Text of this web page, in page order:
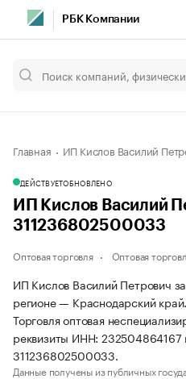
РБК Компании
Главная ИП Кислов Василий
ДЕЙСТВУЕТОБНОВЛЕНО
ИП Кислов Василий
311236802500033
Оптовая торговля Оптовая
ИП Кислов Василий Петрович
регионе — Краснодарский
Торговля оптовая
реквизиты ИНН:
311236802500033.
Данные получены из публичных